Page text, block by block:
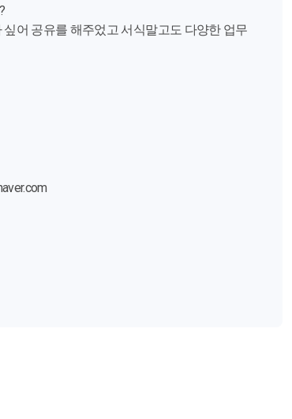
어 공유를 해주었고 서식말고도 다양한 업무